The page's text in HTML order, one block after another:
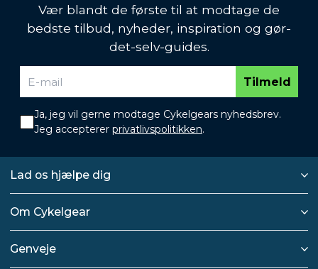
Vær blandt de første til at modtage de
bedste tilbud, nyheder, inspiration og gør-
det-selv-guides.
Tilmeld
Ja, jeg vil gerne modtage Cykelgears nyhedsbrev.
Jeg accepterer privatlivspolitikken.
Lad os hjælpe dig
Om Cykelgear
Genveje